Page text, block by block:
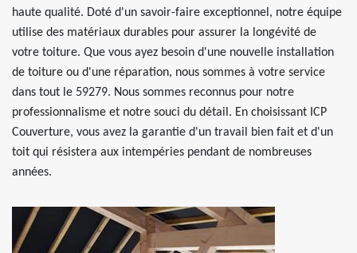
haute qualité. Doté d'un savoir-faire exceptionnel, notre équipe
utilise des matériaux durables pour assurer la longévité de
votre toiture. Que vous ayez besoin d'une nouvelle installation
de toiture ou d'une réparation, nous sommes à votre service
dans tout le 59279. Nous sommes reconnus pour notre
professionnalisme et notre souci du détail. En choisissant ICP
Couverture, vous avez la garantie d'un travail bien fait et d'un
toit qui résistera aux intempéries pendant de nombreuses
années.